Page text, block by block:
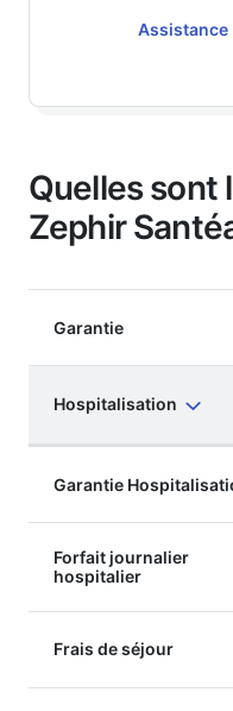
Assistance
Quelles sont
Zephir
Garantie
Hospitalisation
Garantie
Forfait journalier
hospitalier
Frais de séjour